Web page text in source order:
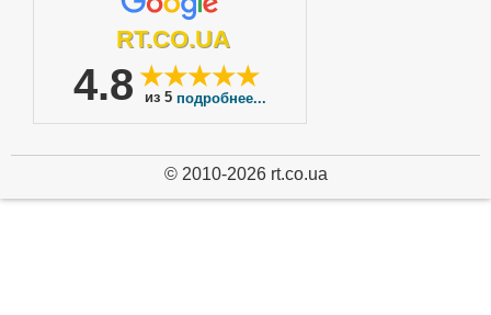
RT.CO.UA
4.8 ★★★★★
из 5 подробнее...
© 2010-2026 rt.co.ua